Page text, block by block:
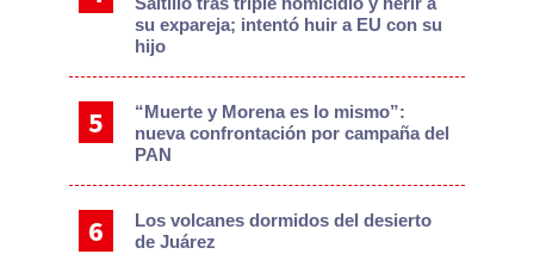
su expareja; intentó huir a EU con su
hijo
“Muerte y Morena es lo mismo”:
nueva confrontación por campaña del
PAN
Los volcanes dormidos del desierto
de Juárez